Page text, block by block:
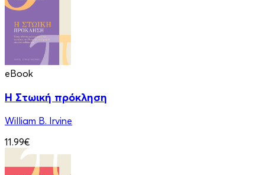
eBook
Η Στωική πρόκληση
William B. Irvine
11.99€